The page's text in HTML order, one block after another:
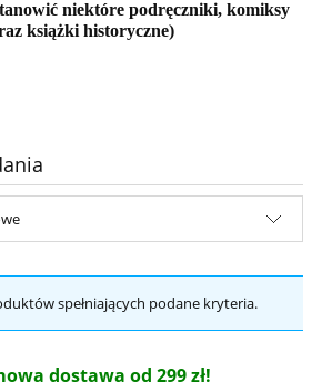
niektóre podręczniki, komiksy
książki historyczne)
spełniających podane kryteria.
dostawa od 299 zł!